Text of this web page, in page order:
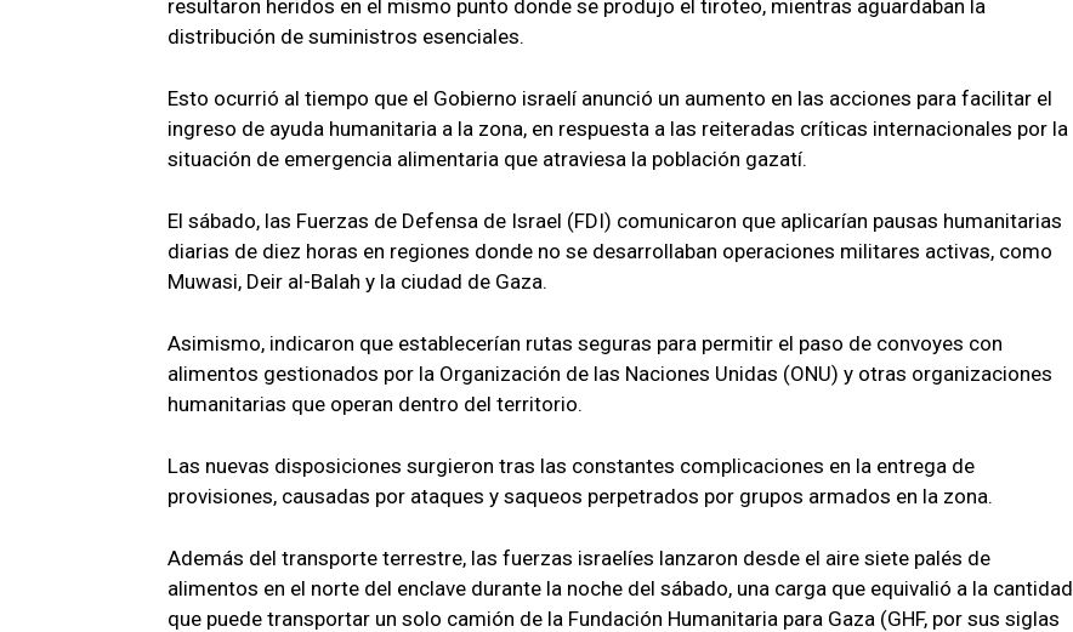
resultaron heridos en el mismo punto donde se produjo el tiroteo, mientras aguardaban la
distribución de suministros esenciales.
Esto ocurrió al tiempo que el Gobierno israelí anunció un aumento en las acciones para facilitar el
ingreso de ayuda humanitaria a la zona, en respuesta a las reiteradas críticas internacionales por la
situación de emergencia alimentaria que atraviesa la población gazatí.
El sábado, las Fuerzas de Defensa de Israel (FDI) comunicaron que aplicarían pausas humanitarias
diarias de diez horas en regiones donde no se desarrollaban operaciones militares activas, como
Muwasi, Deir al-Balah y la ciudad de Gaza.
Asimismo, indicaron que establecerían rutas seguras para permitir el paso de convoyes con
alimentos gestionados por la Organización de las Naciones Unidas (ONU) y otras organizaciones
humanitarias que operan dentro del territorio.
Las nuevas disposiciones surgieron tras las constantes complicaciones en la entrega de
provisiones, causadas por ataques y saqueos perpetrados por grupos armados en la zona.
Además del transporte terrestre, las fuerzas israelíes lanzaron desde el aire siete palés de
alimentos en el norte del enclave durante la noche del sábado, una carga que equivalió a la cantidad
que puede transportar un solo camión de la Fundación Humanitaria para Gaza (GHF, por sus siglas